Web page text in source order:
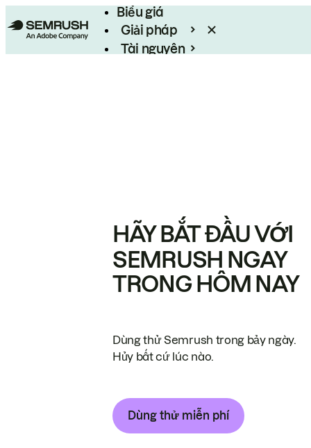
Biểu giá
Giải pháp
Tài nguyên
HÃY BẮT ĐẦU VỚI
SEMRUSH NGAY
TRONG HÔM NAY
Dùng thử Semrush trong bảy ngày.
Hủy bất cứ lúc nào.
Dùng thử miễn phí